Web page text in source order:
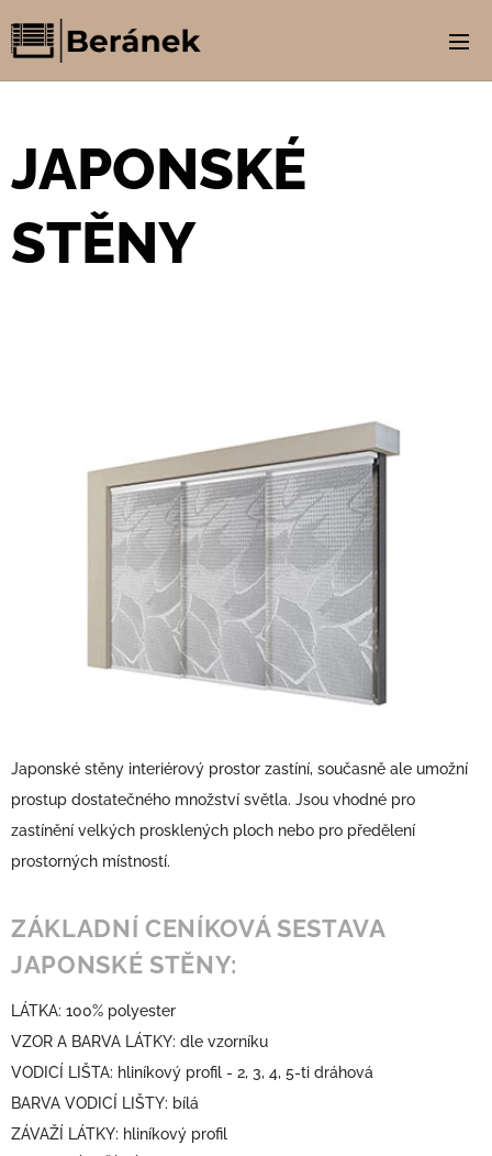
JAPONSKÉ
STĚNY
Japonské stěny interiérový prostor zastíní, současně ale umožní
prostup dostatečného množství světla. Jsou vhodné pro
zastínění velkých prosklených ploch nebo pro předělení
prostorných místností.
ZÁKLADNÍ CENÍKOVÁ SESTAVA
JAPONSKÉ STĚNY:
LÁTKA: 100% polyester
VZOR A BARVA LÁTKY: dle vzorníku
VODICÍ LIŠTA: hliníkový profil - 2, 3, 4, 5-ti dráhová
BARVA VODICÍ LIŠTY: bílá
ZÁVAŽÍ LÁTKY: hliníkový profil